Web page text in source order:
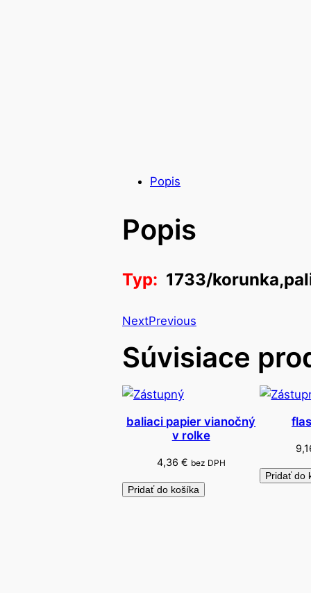
Popis
Popis
Typ: 1733/
NextPrevious
Súvisiace
baliaci papier vianočný
v rolke
4,36 € bez DPH
Pridať do košíka
Pridať do